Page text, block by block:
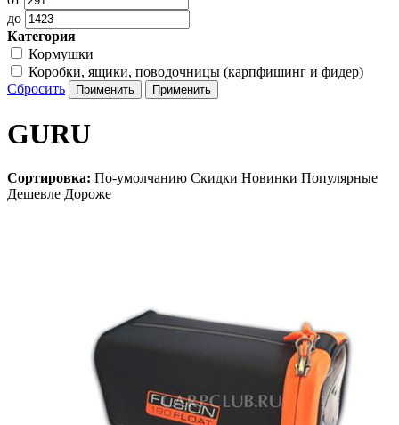
до
Категория
Кормушки
Коробки, ящики, поводочницы (карпфишинг и фидер)
Сбросить
GURU
Сортировка: По-умолчанию Скидки Новинки Популярные
Дешевле Дороже